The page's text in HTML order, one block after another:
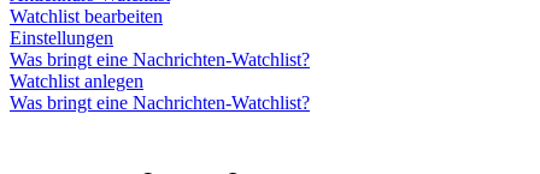
Watchlist bearbeiten
Einstellungen
Was bringt eine Nachrichten-Watchlist?
Watchlist anlegen
Was bringt eine Nachrichten-Watchlist?